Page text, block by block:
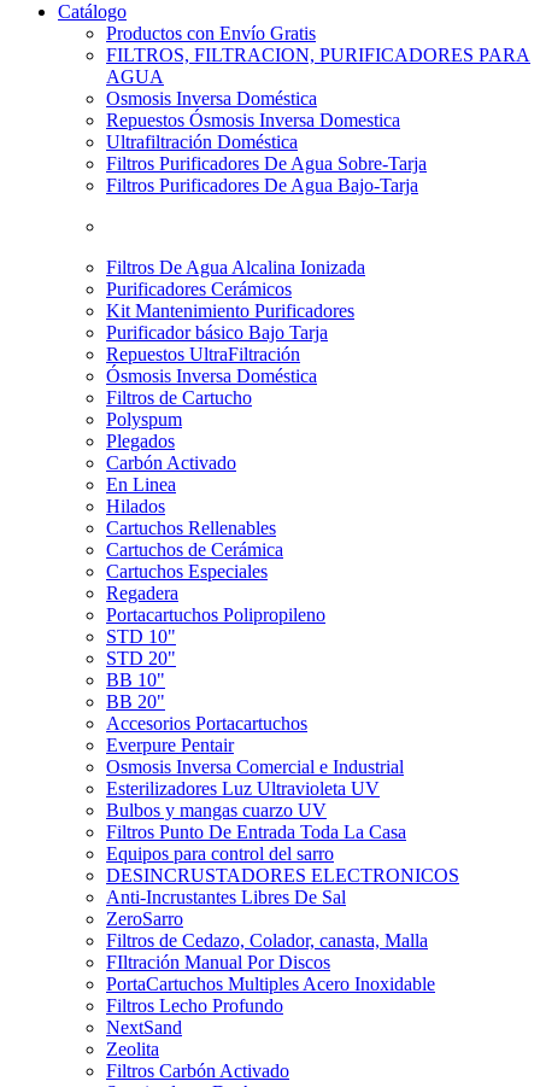
Catálogo
Productos con Envío Gratis
FILTROS, FILTRACION, PURIFICADORES PARA
AGUA
Osmosis Inversa Doméstica
Repuestos Ósmosis Inversa Domestica
Ultrafiltración Doméstica
Filtros Purificadores De Agua Sobre-Tarja
Filtros Purificadores De Agua Bajo-Tarja
Filtros De Agua Alcalina Ionizada
Purificadores Cerámicos
Kit Mantenimiento Purificadores
Purificador básico Bajo Tarja
Repuestos UltraFiltración
Ósmosis Inversa Doméstica
Filtros de Cartucho
Polyspum
Plegados
Carbón Activado
En Linea
Hilados
Cartuchos Rellenables
Cartuchos de Cerámica
Cartuchos Especiales
Regadera
Portacartuchos Polipropileno
STD 10"
STD 20"
BB 10"
BB 20"
Accesorios Portacartuchos
Everpure Pentair
Osmosis Inversa Comercial e Industrial
Esterilizadores Luz Ultravioleta UV
Bulbos y mangas cuarzo UV
Filtros Punto De Entrada Toda La Casa
Equipos para control del sarro
DESINCRUSTADORES ELECTRONICOS
Anti-Incrustantes Libres De Sal
ZeroSarro
Filtros de Cedazo, Colador, canasta, Malla
FIltración Manual Por Discos
PortaCartuchos Multiples Acero Inoxidable
Filtros Lecho Profundo
NextSand
Zeolita
Filtros Carbón Activado